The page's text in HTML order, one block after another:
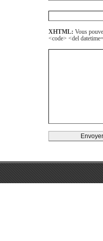
XHTML: Vous
<code> <del